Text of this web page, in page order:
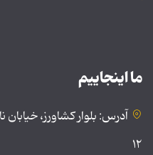
ما اینجاییم
آدرس: بلوار کشاورز،
۱۲